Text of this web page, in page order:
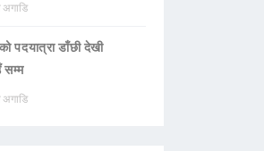
अगाडि
पदयात्रा डाँछी देखी
सम्म
अगाडि